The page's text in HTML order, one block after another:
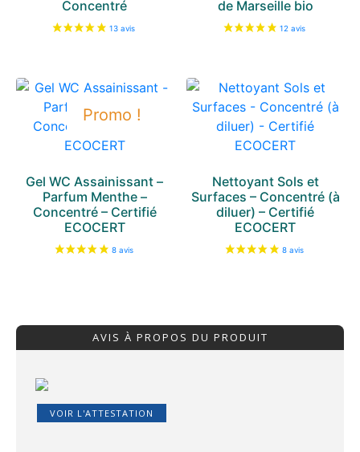
Concentré de Marseille bio
Promo !
Gel WC Assainissant –
Parfum Menthe –
Concentré – Certifié
ECOCERT
Nettoyant Sols et
Surfaces – Concentré (à
diluer) – Certifié
ECOCERT
AVIS À PROPOS DU PRODUIT
VOIR L'ATTESTATION